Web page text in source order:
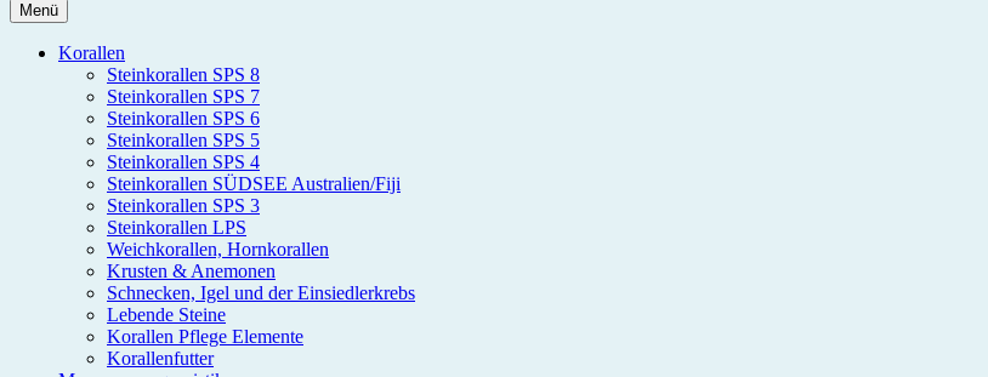
Menü
Korallen
Steinkorallen SPS 8
Steinkorallen SPS 7
Steinkorallen SPS 6
Steinkorallen SPS 5
Steinkorallen SPS 4
Steinkorallen SÜDSEE Australien/Fiji
Steinkorallen SPS 3
Steinkorallen LPS
Weichkorallen, Hornkorallen
Krusten & Anemonen
Schnecken, Igel und der Einsiedlerkrebs
Lebende Steine
Korallen Pflege Elemente
Korallenfutter